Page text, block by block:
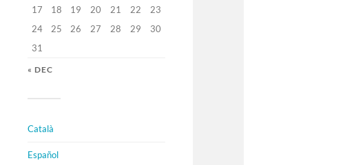
17
18 19 20 21 22
23
24
25 26 27 28 29
30
31
« DEC
Català
Español